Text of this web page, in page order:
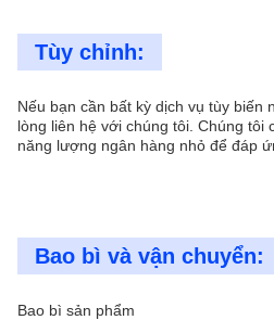
Tùy chỉnh:
Nếu bạn cần bất kỳ dịch vụ tùy biến
lòng liên hệ với chúng tôi. Chúng tôi
năng lượng ngân hàng nhỏ để đáp
Bao bì và vận chuyển:
Bao bì sản phẩm